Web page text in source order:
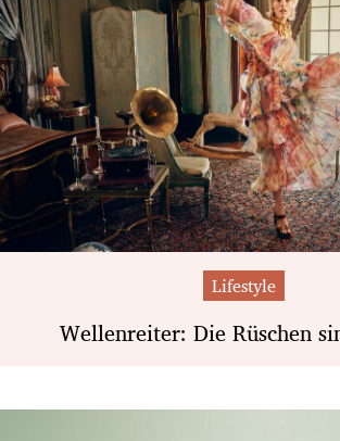
Lifestyle
Wellenreiter: Die Rüschen